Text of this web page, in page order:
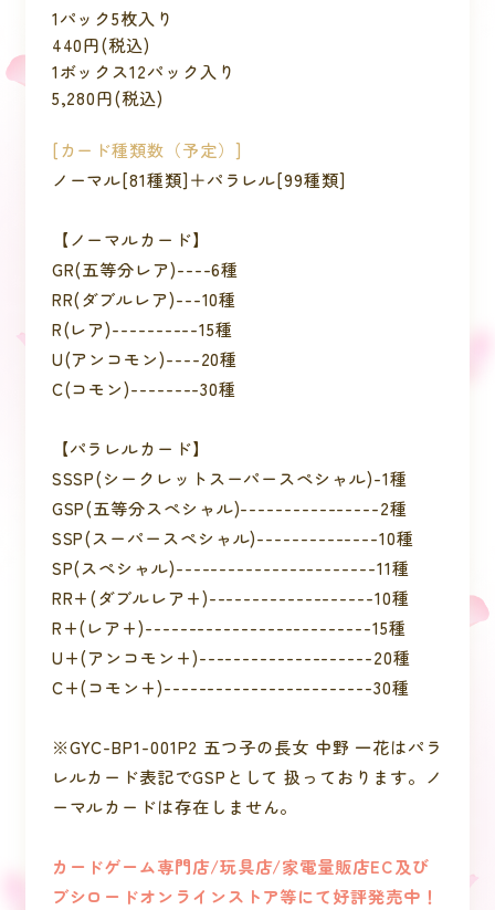
1パック5枚入り
440円(税込)
1ボックス12パック入り
5,280円(税込)
[カード種類数（予定）]
ノーマル[81種類]＋パラレル[99種類]
【ノーマルカード】
GR(五等分レア)----6種
RR(ダブルレア)---10種
R(レア)----------15種
U(アンコモン)----20種
C(コモン)--------30種
【パラレルカード】
SSSP(シークレットスーパースペシャル)-1種
GSP(五等分スペシャル)----------------2種
SSP(スーパースペシャル)--------------10種
SP(スペシャル)-----------------------11種
RR+(ダブルレア+)-------------------10種
R+(レア+)--------------------------15種
U+(アンコモン+)--------------------20種
C+(コモン+)------------------------30種
※GYC-BP1-001P2 五つ子の長女 中野 一花はパラ
レルカード表記でGSPとして 扱っております。ノ
ーマルカードは存在しません。
カードゲーム専門店/玩具店/家電量販店EC及び
ブシロードオンラインストア等にて好評発売中！